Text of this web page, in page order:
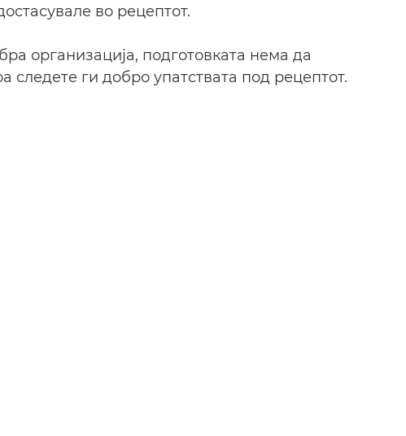
во рецептот.
организација, подготовката нема да
следете ги добро упатствата под рецептот.